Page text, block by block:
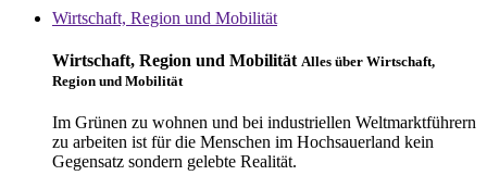
Wirtschaft, Region und Mobilität
Wirtschaft, Region und Mobilität Alles über Wirtschaft,
Region und Mobilität
Im Grünen zu wohnen und bei industriellen Weltmarktführern
zu arbeiten ist für die Menschen im Hochsauerland kein
Gegensatz sondern gelebte Realität.